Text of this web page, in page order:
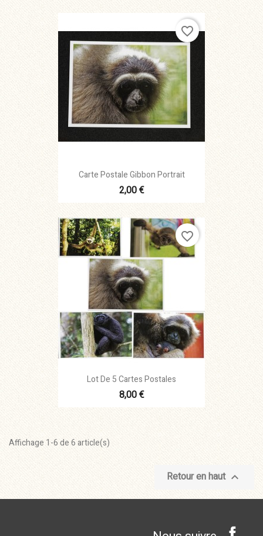
Carte Postale Gibbon Portrait
2,00 €
favorite_border
Lot De 5 Cartes Postales
8,00 €
favorite_border
Affichage 1-6 de 6 article(s)
Retour en haut 